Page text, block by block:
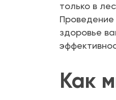
только в
здоровье
Как